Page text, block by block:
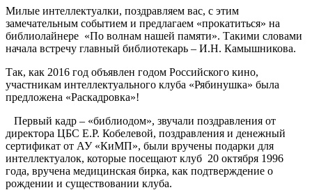
Милые интеллектуалки, поздравляем вас, с этим
замечательным событием и предлагаем «прокатиться» на
библиолайнере «По волнам нашей памяти». Такими словами
начала встречу главный библиотекарь – И.Н. Камышникова.
Так, как 2016 год объявлен годом Российского кино,
участникам интеллектуального клуба «Рябинушка» была
предложена «Раскадровка»!
Первый кадр – «библиодом», звучали поздравления от
директора ЦБС Е.Р. Кобелевой, поздравления и денежный
сертификат от АУ «КиМП», были вручены подарки для
интеллектуалок, которые посещают клуб 20 октября 1996
года, вручена медицинская бирка, как подтверждение о
рождении и существовании клуба.